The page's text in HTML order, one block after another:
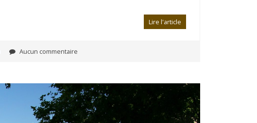
Lire l'article
Aucun commentaire